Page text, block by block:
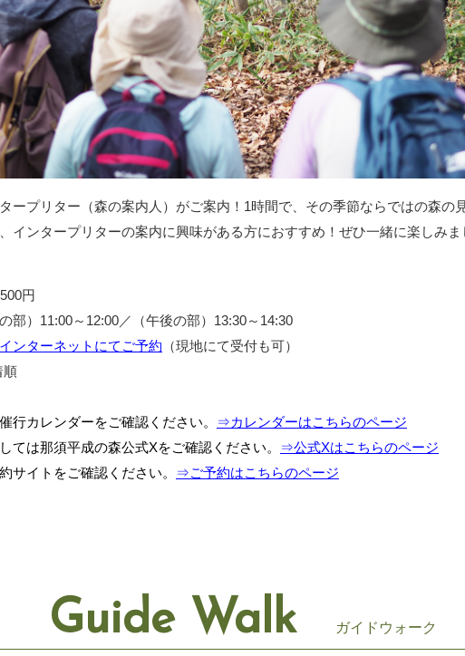
ープリター（森の案内人）がご案内！1時間で、その季節ならではの森の
インタープリターの案内に興味がある方におすすめ！ぜひ一緒に楽しみま
円
部）11:00～12:00／（午後の部）13:30～14:30
インターネットにてご予約 （現地にて受付も可）
順
行カレンダーをご確認ください。
⇒カレンダーはこちらのページ
ては那須平成の森公式Xをご確認ください。
⇒公式Xはこちらのページ
サイトをご確認ください。
⇒ご予約はこちらのページ
Guide Walk ガイドウォーク